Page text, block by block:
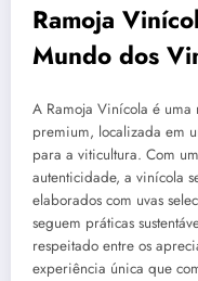
Ramoja
Mundo dos
A Ramoja Vinícola é
premium, localizada em
para a viticultura. Com
autenticidade, a vinícola
elaborados com uvas
seguem práticas
respeitado entre os
experiência única que